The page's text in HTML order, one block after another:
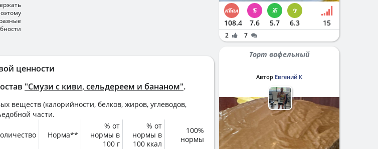
ценности
"Смузи с киви, сельдереем и бананом".
веществ (калорийности, белков, жиров, углеводов,
части.
Норма**
% от
нормы в
100 г
% от
нормы в
100 ккал
100%
нормы
108.4 7.6 5.7 6.3 15
2 7
Торт вафельный
Автор Евгений К